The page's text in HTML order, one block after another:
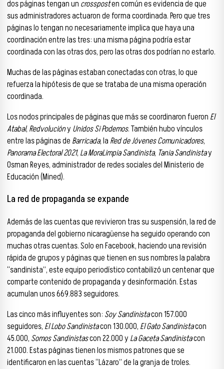
dos páginas tengan un crossposten común es evidencia de que
sus administradores actuaron de forma coordinada. Pero que tres
páginas lo tengan no necesariamente implica que haya una
coordinación entre las tres: una misma página podría estar
coordinada con las otras dos, pero las otras dos podrían no estarlo.
Muchas de las páginas estaban conectadas con otras, lo que
refuerza la hipótesis de que se trataba de una misma operación
coordinada.
Los nodos principales de páginas que más se coordinaron fueron El
Atabal,Redvolucióny Unidos Si Podemos. También hubo vínculos
entre las páginas de Barricada, la Red de Jóvenes Comunicadores,
Panorama Electoral 2021, La MoraLimpia Sandinista, Tania Sandinistay
Osman Reyes, administrador de redes sociales del Ministerio de
Educación (Mined).
La red de propaganda se expande
Además de las cuentas que revivieron tras su suspensión, la red de
propaganda del gobierno nicaragüense ha seguido operando con
muchas otras cuentas. Solo en Facebook, haciendo una revisión
rápida de grupos y páginas que tienen en sus nombres la palabra
“sandinista”, este equipo periodístico contabilizó un centenar que
comparte contenido de propaganda y desinformación. Estas
acumulan unos 669.883 seguidores.
Las cinco más influyentes son: Soy Sandinistacon 157.000
seguidores, El Lobo Sandinistacon 130.000, El Gato Sandinistacon
45.000, Somos Sandinistascon 22.000 y La Gaceta Sandinistacon
21.000. Estas páginas tienen los mismos patrones que se
identificaron en las cuentas “Lázaro” de la granja de troles.